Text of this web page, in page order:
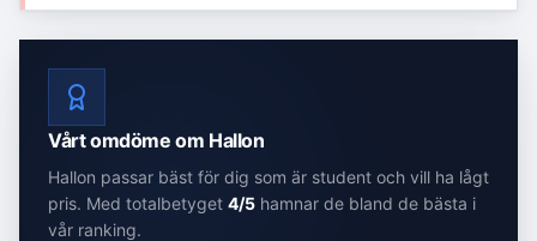
Vårt omdöme om Hallon
Hallon passar bäst för dig som är student och vill ha lågt
pris. Med totalbetyget 4/5 hamnar de bland de bästa i
vår ranking.